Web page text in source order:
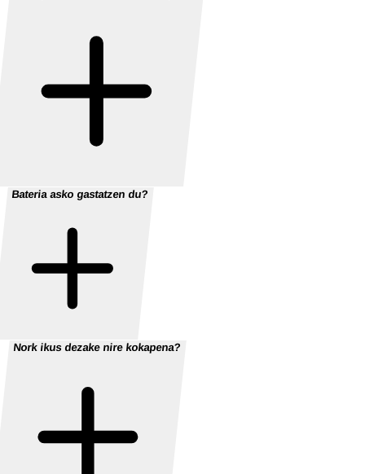
Bateria asko gastatzen du?
Nork ikus dezake nire kokapena?